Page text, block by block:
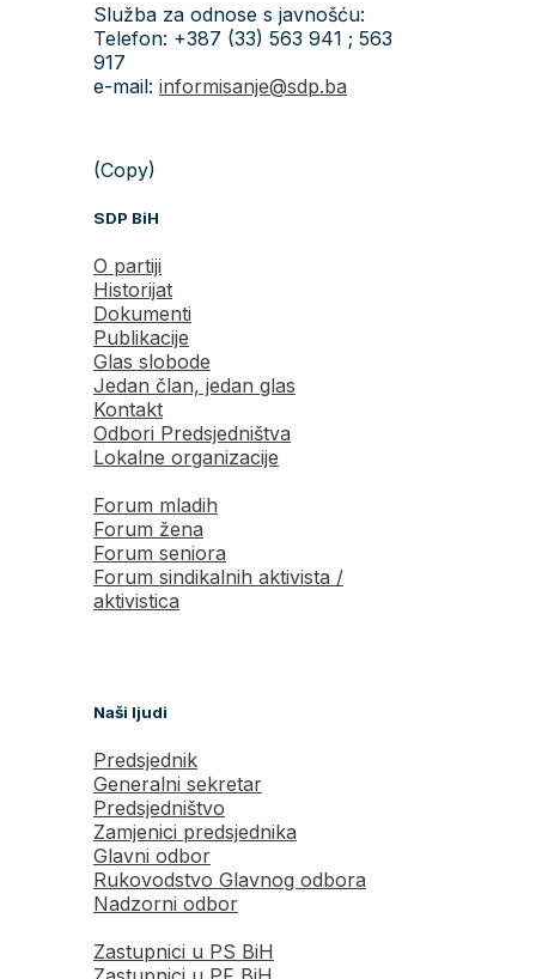
Služba za odnose s javnošću:
Telefon: +387 (33) 563 941 ; 563
917
e-mail: informisanje@sdp.ba
(Copy)
SDP BiH
O partiji
Historijat
Dokumenti
Publikacije
Glas slobode
Jedan član, jedan glas
Kontakt
Odbori Predsjedništva
Lokalne organizacije
Forum mladih
Forum žena
Forum seniora
Forum sindikalnih aktivista /
aktivistica
Naši ljudi
Predsjednik
Generalni sekretar
Predsjedništvo
Zamjenici predsjednika
Glavni odbor
Rukovodstvo Glavnog odbora
Nadzorni odbor
Zastupnici u PS BiH